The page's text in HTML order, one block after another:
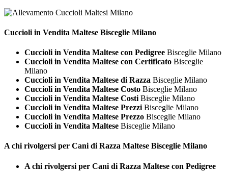
Cuccioli in Vendita Maltese Bisceglie Milano
Cuccioli in Vendita Maltese con Pedigree Bisceglie Milano
Cuccioli in Vendita Maltese con Certificato Bisceglie
Milano
Cuccioli in Vendita Maltese di Razza Bisceglie Milano
Cuccioli in Vendita Maltese Costo Bisceglie Milano
Cuccioli in Vendita Maltese Costi Bisceglie Milano
Cuccioli in Vendita Maltese Prezzi Bisceglie Milano
Cuccioli in Vendita Maltese Prezzo Bisceglie Milano
Cuccioli in Vendita Maltese Bisceglie Milano
A chi rivolgersi per Cani di Razza Maltese Bisceglie Milano
A chi rivolgersi per Cani di Razza Maltese con Pedigree